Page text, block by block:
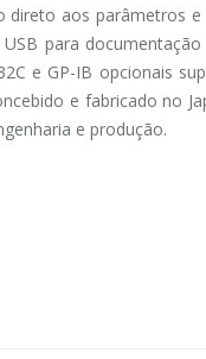
aos parâmetros
para
e GP-IB opcionais
e fabricado no
e produção.